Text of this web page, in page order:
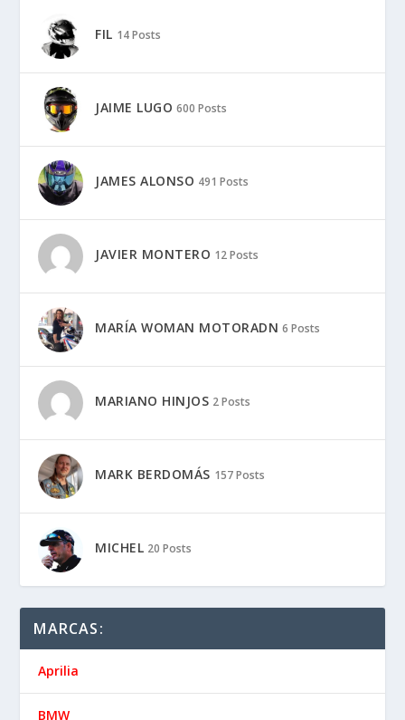
FIL 14 Posts
JAIME LUGO 600 Posts
JAMES ALONSO 491 Posts
JAVIER MONTERO 12 Posts
MARÍA WOMAN MOTORADN 6 Posts
MARIANO HINJOS 2 Posts
MARK BERDOMÁS 157 Posts
MICHEL 20 Posts
MARCAS:
Aprilia
BMW